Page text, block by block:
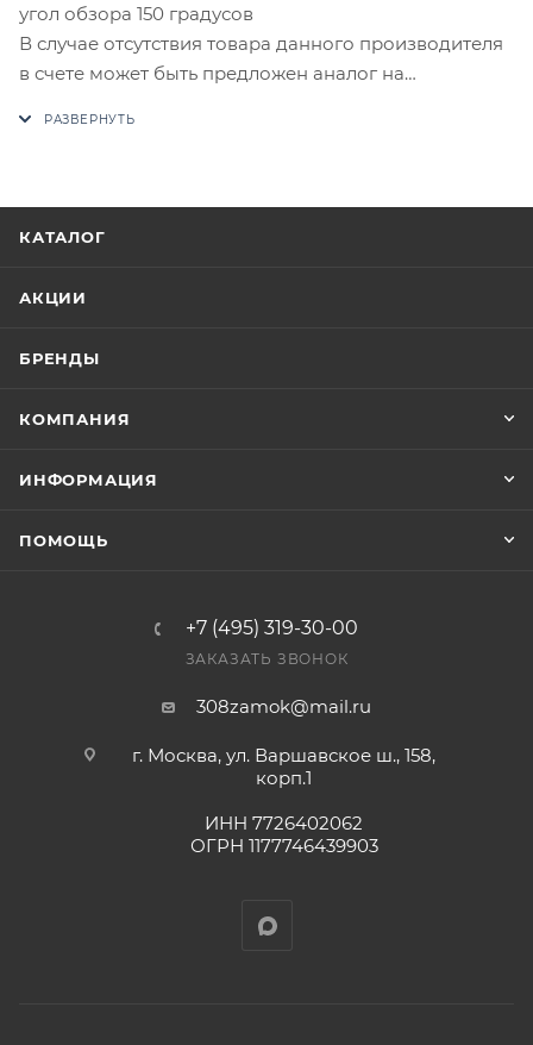
угол обзора 150 градусов
В случае отсутствия товара данного производителя
в счете может быть предложен аналог на
Конечная цена будет отображена в высланном
Фактом подтверждения покупки будет считаться
КАТАЛОГ
АКЦИИ
БРЕНДЫ
КОМПАНИЯ
ИНФОРМАЦИЯ
ПОМОЩЬ
+7 (495) 319-30-00
ЗАКАЗАТЬ ЗВОНОК
308zamok@mail.ru
г. Москва, ул. Варшавское ш., 158,
корп.1
ИНН 7726402062
ОГРН 1177746439903